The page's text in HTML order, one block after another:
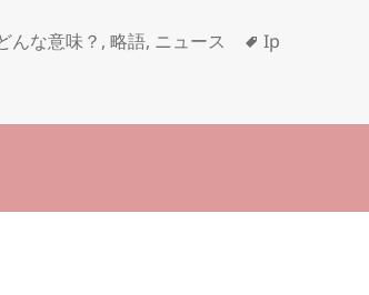
んな意味？ ,略語, ニュース
タ
Ip
に